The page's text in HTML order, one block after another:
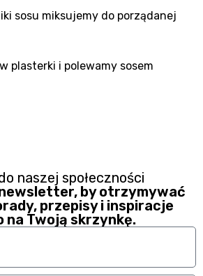
sosu miksujemy do porządanej
plasterki i polewamy sosem
naszej społeczności
by otrzymywać
przepisy i inspiracje
na Twoją skrzynkę.